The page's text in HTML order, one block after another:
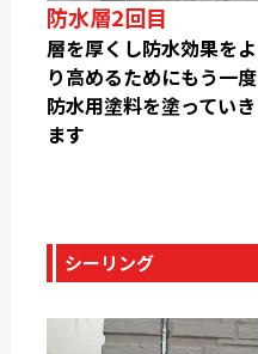
防水層2回目
層を厚くし防水効果をよ
り高めるためにもう一度
防水用塗料を塗っていき
ます
シーリング